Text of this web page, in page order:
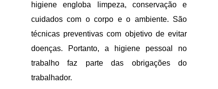
higiene engloba limpeza, conservação e
cuidados com o corpo e o ambiente. São
técnicas preventivas com objetivo de evitar
doenças. Portanto, a higiene pessoal no
trabalho faz parte das obrigações do
trabalhador.